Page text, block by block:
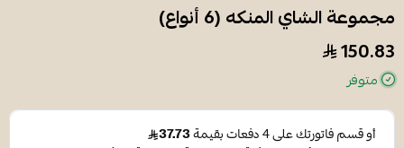
مجموعة الشاي المنكه (6 أنواع)
150.83
متوفر